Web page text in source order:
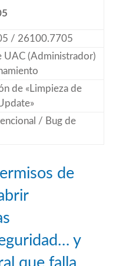
/ 26100.7705
UAC (Administrador)
de «Limpieza de
/ Bug de
de
y
que falla